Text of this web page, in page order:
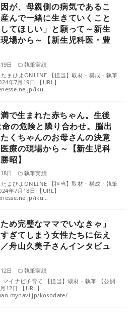
が、母親側の病気であるこ
んで一緒に生きていくこと
てほしい」と願って～新生
場から～【新生児科医・豊
日
執筆実績
たまひよONLINE 【担当】取材・構成・執筆
年7月19日 【URL】
iku…
で生まれた赤ちゃん。生後
の危険と隣り合わせ。脳出
くちゃんのお母さんの決意
療の現場から～【新生児科
昭】
日
執筆実績
たまひよONLINE 【担当】取材・構成・執筆
年7月18日 【URL】
iku…
ため完璧なママでいなきゃ」
ぎてしまう女性たちに伝え
舟山久美子さんインタビュ
日
執筆実績
マイナビ子育て 【担当】取材・執筆 【公開
12日 【URL】
kosodate/…